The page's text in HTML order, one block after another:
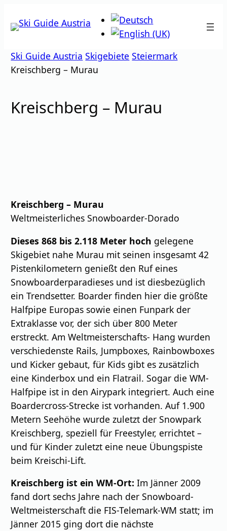
Inhalt
Ski Guide Austria Skigebiete Steiermark
Kreischberg – Murau
Kreischberg – Murau
Kreischberg – Murau
Weltmeisterliches Snowboarder-Dorado
Dieses 868 bis 2.118 Meter hoch gelegene
Skigebiet nahe Murau mit seinen insgesamt 42
Pistenkilometern genießt den Ruf eines
Snowboarderparadieses und ist diesbezüglich
ein Trendsetter. Boarder finden hier die größte
Halfpipe Europas sowie einen Funpark der
Extraklasse vor, der sich über 800 Meter
erstreckt. Am Weltmeisterschafts- Hang wurden
verschiedenste Rails, Jumpboxes, Rainbowboxes
und Kicker gebaut, für Kids gibt es zusätzlich
eine Kinderbox und ein Flatrail. Sogar die WM-
Halfpipe ist in den Airypark integriert. Auch eine
Boardercross-Strecke ist vorhanden. Auf 1.900
Metern Seehöhe wurde zuletzt der Snowpark
Kreischberg, speziell für Freestyler, errichtet –
und für Kinder zuletzt eine neue Übungspiste
beim Kreischi-Lift.
Kreischberg ist ein WM-Ort: Im Jänner 2009
fand dort sechs Jahre nach der Snowboard-
Weltmeisterschaft die FIS-Telemark-WM statt; im
Jänner 2015 ging dort die nächste